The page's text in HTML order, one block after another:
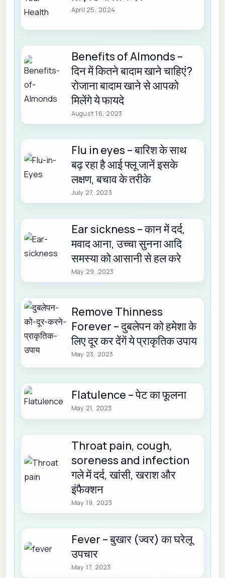
April 25, 2024
Benefits of Almonds –
दिन में कितने बादाम खाने चाहिएं?
रोजाना बादाम खाने से आपको
मिलेंगे ये फायदे
August 16, 2023
Flu in eyes – बारिश के साथ
बढ़ रहा है आई फ्लू जानें इसके
लक्षण, बचाव के तरीके
July 27, 2023
Ear sickness – कान में दर्द,
मवाद आना, उच्चा सुनना आदि
समस्या को आसानी से हल करे
May 29, 2023
Remove Thinness
Forever – दुबलेपन को हमेशा के
लिए दूर कर देंगें ये प्राकृतिक उपाय
May 23, 2023
Flatulence – पेट का फूलना
May 21, 2023
Throat pain, cough,
soreness and infection
गले में दर्द, खांसी, खराश और
इंफैक्शन
May 19, 2023
Fever – बुखार (ज्वर) का घरेलू
उपचार
May 17, 2023